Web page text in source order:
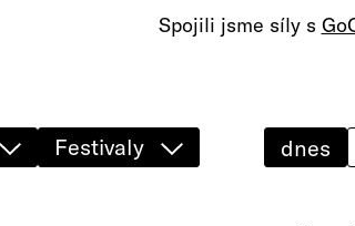
Spojili jsme síly s
Festivaly dnes